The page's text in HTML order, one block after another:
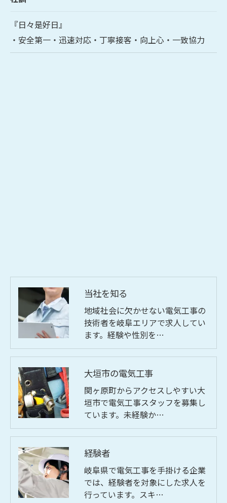
『日々是好日』
・安全第一・迅速対応・丁寧接客・向上心・一致協力
当社を知る
地域社会に欠かせない電気工事の
技術者を岐阜エリアで求人してい
ます。経験や性別を…
大垣市の電気工事
関ヶ原町からアクセスしやすい大
垣市で電気工事スタッフを募集し
ています。未経験か…
経験者
岐阜県で電気工事を手掛ける企業
では、経験者を対象にした求人を
行っています。スキ…